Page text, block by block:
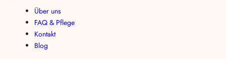
Über uns
FAQ & Pflege
Kontakt
Blog